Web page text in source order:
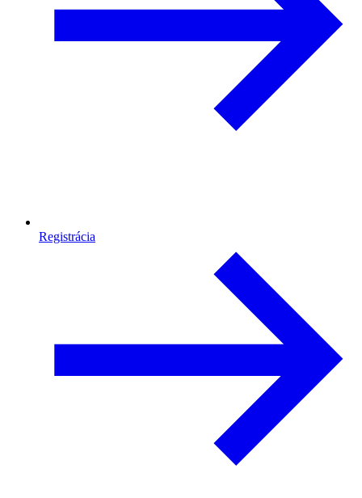
Registrácia